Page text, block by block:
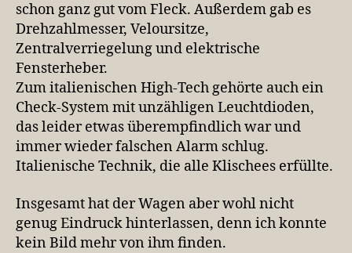
schon ganz gut vom Fleck. Außerdem gab es
Drehzahlmesser, Veloursitze,
Zentralverriegelung und elektrische
Fensterheber.
Zum italienischen High-Tech gehörte auch ein
Check-System mit unzähligen Leuchtdioden,
das leider etwas überempfindlich war und
immer wieder falschen Alarm schlug.
Italienische Technik, die alle Klischees erfüllte.
Insgesamt hat der Wagen aber wohl nicht
genug Eindruck hinterlassen, denn ich konnte
kein Bild mehr von ihm finden.